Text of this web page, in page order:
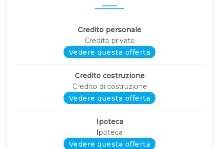
Credito personale
Credito privato
Vedere questa offerta
Credito costruzione
Credito di costruzione
Vedere questa offerta
Ipoteca
Ipoteca
Vedere questa offerta